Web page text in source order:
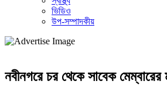
ভিডিও
উপ-সম্পাদকীয়
নবীনগরে চর থেকে সাবেক মেম্বারের